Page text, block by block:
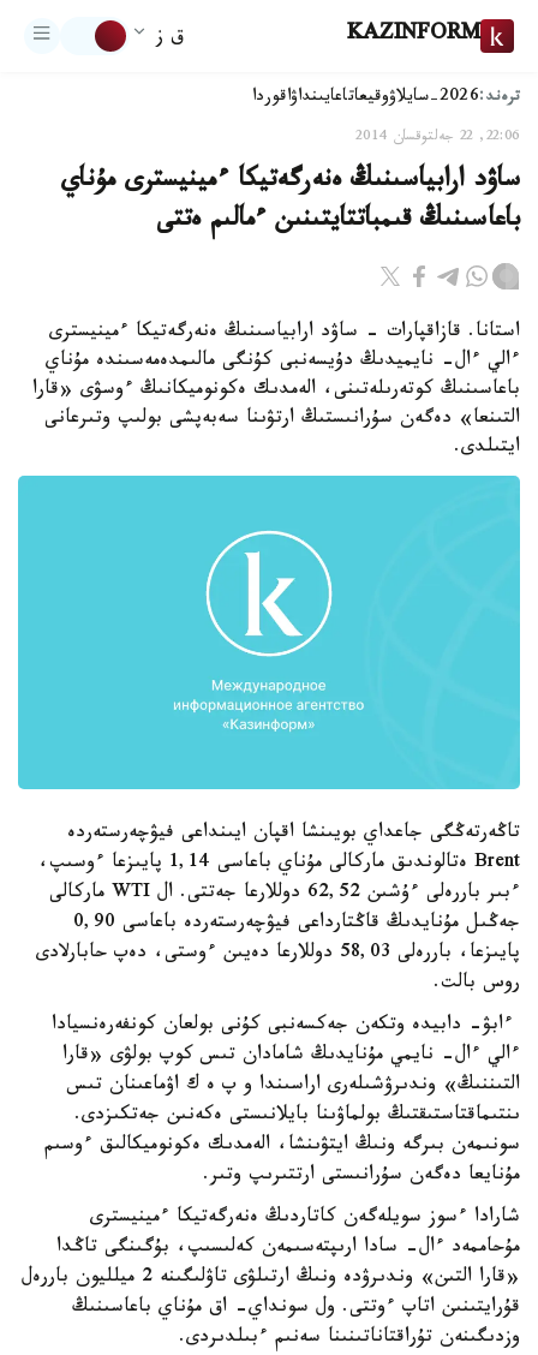
KAZINFORM ق ز
ترەند:2026-سايلاۋ وقيعاتاعايىنداۋاقوردا
22:06, 22 جەلتوقسان 2014
ساۋد ارابياسىنىڭ ەنەرگەتيكا ءمينيسترى مۇناي
باعاسىنىڭ قىمباتتايتىنىن ءمالىم ەتتى
استانا. قازاقپارات - ساۋد ارابياسىنىڭ ەنەرگەتيكا ءمينيسترى
ءالي ءال- نايميدىڭ دۇيسەنبى كۇنگى مالىمدەمەسىندە مۇناي
باعاسىنىڭ كوتەرىلەتىنى، الەمدىك ەكونوميكانىڭ ءوسۋى «قارا
التىنعا» دەگەن سۇرانىستىڭ ارتۋىنا سەبەپشى بولىپ وتىرعانى
ايتىلدى.
تاڭەرتەڭگى جاعداي بويىنشا اقپان ايىنداعى فيۋچەرستەردە
Brent ەتالوندىق ماركالى مۇناي باعاسى 1,14 پايىزعا ءوسىپ،
ءبىر باررەلى ءۇشىن 62,52 دوللارعا جەتتى. ال WTI ماركالى
جەڭىل مۇنايدىڭ قاڭتارداعى فيۋچەرستەردە باعاسى 0,90
پايىزعا، باررەلى 58,03 دوللارعا دەيىن ءوستى، دەپ حابارلادى
روس بالت.
ءابۋ- دابيدە وتكەن جەكسەنبى كۇنى بولعان كونفەرەنسيادا
ءالي ءال- نايمي مۇنايدىڭ شامادان تىس كوپ بولۋى «قارا
التىننىڭ» وندىرۋشىلەرى اراسىندا و پ ە ك اۋماعىنان تىس
ىنتىماقتاستىقتىڭ بولماۋىنا بايلانىستى ەكەنىن جەتكىزدى.
سونىمەن بىرگە ونىڭ ايتۋىنشا، الەمدىك ەكونوميكالىق ءوسىم
مۇنايعا دەگەن سۇرانىستى ارتتىرىپ وتىر.
شارادا ءسوز سويلەگەن كاتاردىڭ ەنەرگەتيكا ءمينيسترى
مۇحاممەد ءال- سادا ارىپتەسىمەن كەلىسىپ، بۇگىنگى تاڭدا
«قارا التىن» وندىرۋدە ونىڭ ارتىلۋى تاۋلىگىنە 2 ميلليون باررەل
قۇرايتىنىن اتاپ ءوتتى. ول سونداي- اق مۇناي باعاسىنىڭ
وزدىگىنەن تۇراقتاناتىنىنا سەنىم ءبىلدىردى.